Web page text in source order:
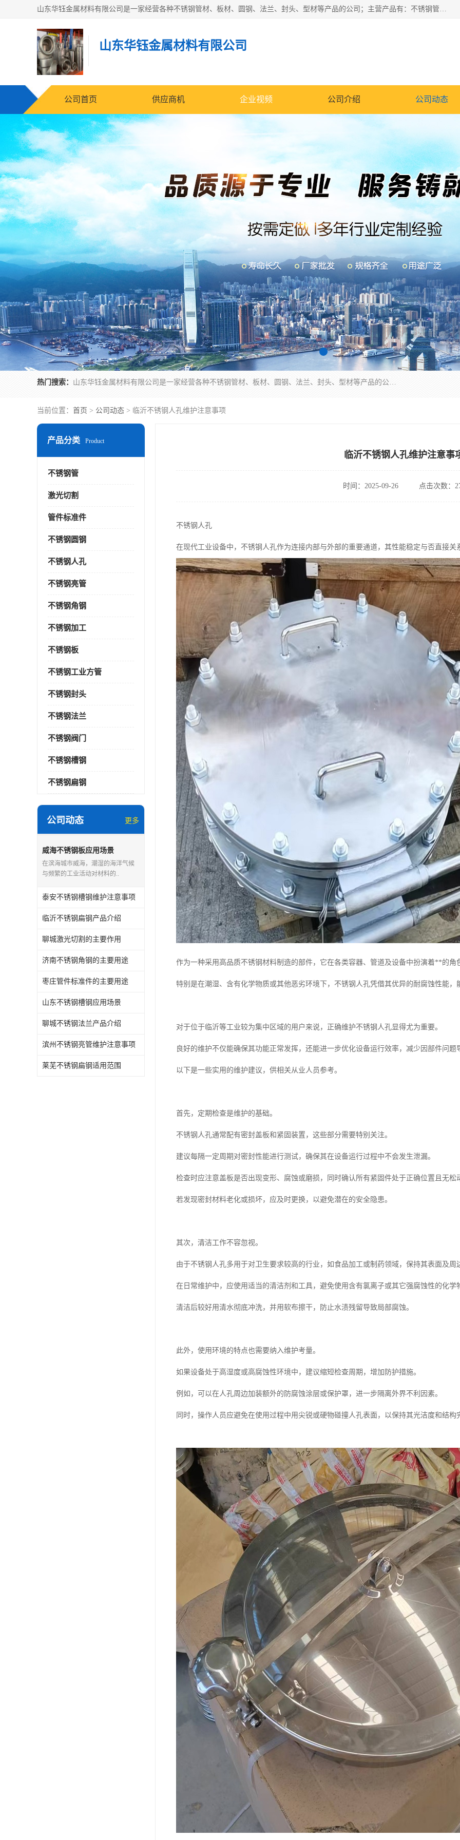
山东华钰金属材料有限公司是一家经营各种不锈钢管材、板材、圆钢、法兰、封头、型材等产品的公司；主营产品有：不锈钢管，激光切割，管件标准件，不锈钢圆钢，不锈钢人孔，不锈钢亮管，不锈钢角钢，不锈钢加工，不锈钢管子，不锈钢工业方管，不锈钢封头，不锈钢法兰，不锈钢阀门，不锈钢槽钢，不锈钢扁钢，不锈钢板等；可为客户制作各种规格的型材及不锈钢配件、非标准件及各种容器具等，能满足客户的不同采购要求。
山东华钰金属材料有限公司
公司首页 供应商机 企业视频 公司介绍 公司动态
热门搜索： 山东华钰金属材料有限公司是一家经营各种不锈钢管材、板材、圆钢、法兰、封头、型材等产品的公司；主营产品有：不锈钢管，激光切割，管件标准件，不锈钢圆钢，不锈钢人孔，不锈钢亮管，不锈钢角钢，不锈钢加工，不锈钢管子，不锈钢工业方管，不锈钢封头，不锈钢法兰，不锈钢阀门，不锈钢槽钢，不锈钢扁钢，不锈钢板等；可为客户制作各种规格的型材及不锈钢配件、非标准件及各种容器具等，能满足客户的不同采购要求。
当前位置： 首页 > 公司动态 > 临沂不锈钢人孔维护注意事项
产品分类 Product
不锈钢管
激光切割
管件标准件
不锈钢圆钢
不锈钢人孔
不锈钢亮管
不锈钢角钢
不锈钢加工
不锈钢板
不锈钢工业方管
不锈钢封头
不锈钢法兰
不锈钢阀门
不锈钢槽钢
不锈钢扁钢
公司动态 更多
威海不锈钢板应用场景
在滨海城市威海，潮湿的海洋气候
与频繁的工业活动对材料的..
泰安不锈钢槽钢维护注意事项
临沂不锈钢扁钢产品介绍
聊城激光切割的主要作用
济南不锈钢角钢的主要用途
枣庄管件标准件的主要用途
山东不锈钢槽钢应用场景
聊城不锈钢法兰产品介绍
滨州不锈钢亮管维护注意事项
莱芜不锈钢扁钢适用范围
临沂不锈钢人孔维护注意事
时间：2025-09-26 点击次数：
不锈钢人孔
在现代工业设备中，不锈钢人孔作为连接内部与外部的重要通道，其性能稳定与否直接关
作为一种采用高品质不锈钢材料制造的部件，它在各类容器、管道及设备中扮演着**的角
特别是在潮湿、含有化学物质或其他恶劣环境下，不锈钢人孔凭借其优异的耐腐蚀性能
对于位于临沂等工业较为集中区域的用户来说，正确维护不锈钢人孔显得尤为重要。
良好的维护不仅能确保其功能正常发挥，还能进一步优化设备运行效率，减少因部件问题
以下是一些实用的维护建议，供相关从业人员参考。
首先，定期检查是维护的基础。
不锈钢人孔通常配有密封盖板和紧固装置，这些部分需要特别关注。
建议每隔一定周期对密封性能进行测试，确保其在设备运行过程中不会发生泄漏。
检查时应注意盖板是否出现变形、腐蚀或磨损，同时确认所有紧固件处于正确位置且无松
若发现密封材料老化或损坏，应及时更换，以避免潜在的安全隐患。
其次，清洁工作不容忽视。
由于不锈钢人孔多用于对卫生要求较高的行业，如食品加工或制药领域，保持其表面及周
在日常维护中，应使用适当的清洁剂和工具，避免使用含有氯离子或其它强腐蚀性的化学
清洁后较好用清水彻底冲洗，并用软布擦干，防止水渍残留导致局部腐蚀。
此外，使用环境的特点也需要纳入维护考量。
如果设备处于高湿度或高腐蚀性环境中，建议缩短检查周期，增加防护措施。
例如，可以在人孔周边加装额外的防腐蚀涂层或保护罩，进一步隔离外界不利因素。
同时，操作人员应避免在使用过程中用尖锐或硬物碰撞人孔表面，以保持其光洁度和结构